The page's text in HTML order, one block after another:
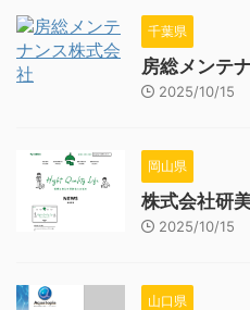
千葉県
房総メンテ
2025/10/15
岡山県
株式会社研
2025/10/15
山口県